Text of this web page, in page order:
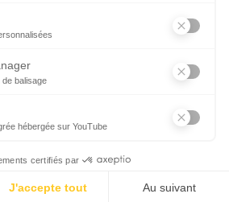
S'INSCRIRE
RÉSEAUX SOCIAUX
confidentialité -
Politique de cookie